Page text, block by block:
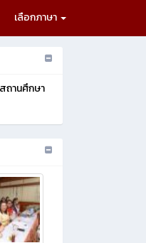
เลือกภาษา
ถานศึกษา